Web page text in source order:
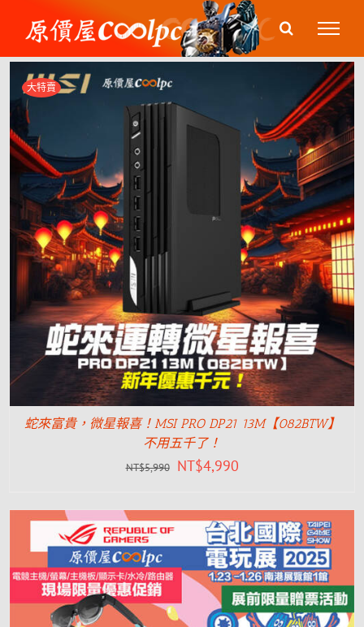
content
大特賣
蛇來富貴，微星報喜！MSI PRO DP21 13M【082BTW】
不用五千了！
NT$5,990 NT$4,990